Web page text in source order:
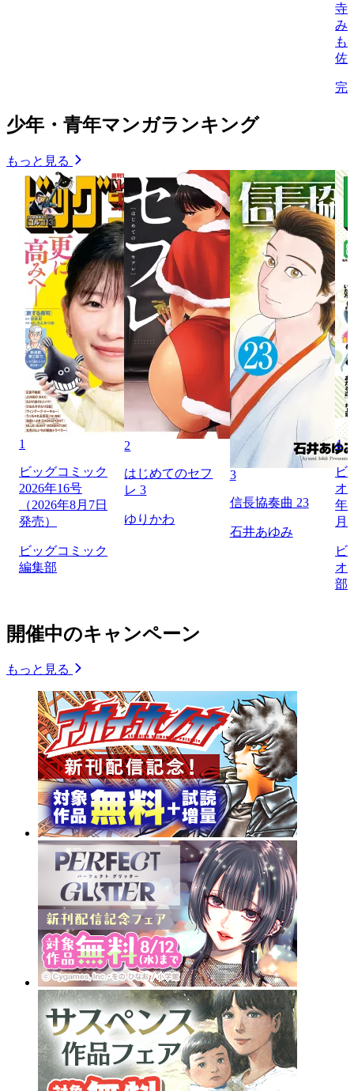
寺
み
も
佐
完
少年・青年マンガランキング
もっと見る
1
ビッグコミック
2026年16号
（2026年8月7日
発売）
ビッグコミック
編集部
2
はじめてのセフ
レ 3
ゆりかわ
3
信長協奏曲 23
石井あゆみ
4
ビ
オ
年
月
ビ
オ
部
開催中のキャンペーン
もっと見る